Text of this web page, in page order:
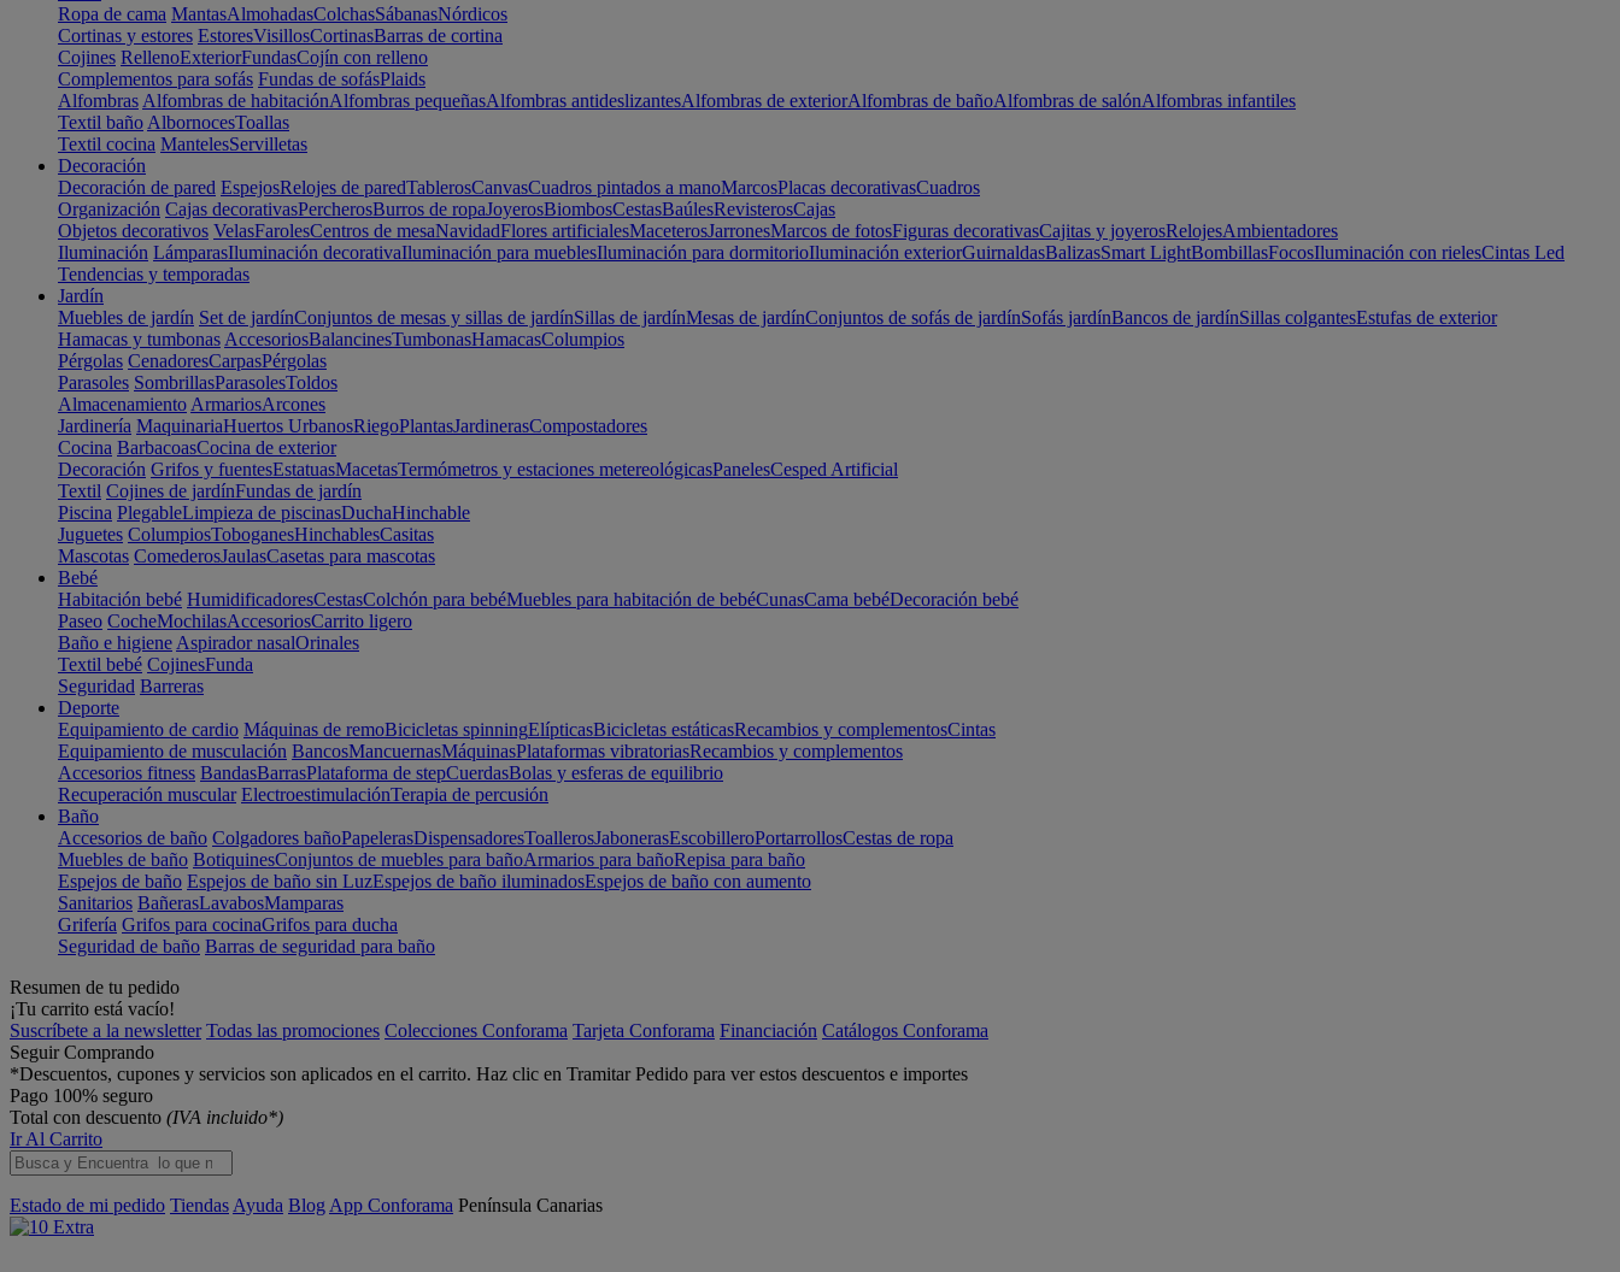
Ropa de cama MantasAlmohadasColchasSábanasNórdicos
Cortinas y estores EstoresVisillosCortinasBarras de cortina
Cojines RellenoExteriorFundasCojín con relleno
Complementos para sofás Fundas de sofásPlaids
Alfombras Alfombras de habitaciónAlfombras pequeñasAlfombras antideslizantesAlfombras de exteriorAlfombras de bañoAlfombras de salónAlfombras infantiles
Textil baño AlbornocesToallas
Textil cocina MantelesServilletas
Decoración
Decoración de pared EspejosRelojes de paredTablerosCanvasCuadros pintados a manoMarcosPlacas decorativasCuadros
Organización Cajas decorativasPercherosBurros de ropaJoyerosBiombosCestasBaúlesRevisterosCajas
Objetos decorativos VelasFarolesCentros de mesaNavidadFlores artificialesMaceterosJarronesMarcos de fotosFiguras decorativasCajitas y joyerosRelojesAmbientadores
Iluminación LámparasIluminación decorativaIluminación para mueblesIluminación para dormitorioIluminación exteriorGuirnaldasBalizasSmart LightBombillasFocosIluminación con rielesCintas Led
Tendencias y temporadas
Jardín
Muebles de jardín Set de jardínConjuntos de mesas y sillas de jardínSillas de jardínMesas de jardínConjuntos de sofás de jardínSofás jardínBancos de jardínSillas colgantesEstufas de exterior
Hamacas y tumbonas AccesoriosBalancinesTumbonasHamacasColumpios
Pérgolas CenadoresCarpasPérgolas
Parasoles SombrillasParasolesToldos
Almacenamiento ArmariosArcones
Jardinería MaquinariaHuertos UrbanosRiegoPlantasJardinerasCompostadores
Cocina BarbacoasCocina de exterior
Decoración Grifos y fuentesEstatuasMacetasTermómetros y estaciones metereológicasPanelesCesped Artificial
Textil Cojines de jardínFundas de jardín
Piscina PlegableLimpieza de piscinasDuchaHinchable
Juguetes ColumpiosToboganesHinchablesCasitas
Mascotas ComederosJaulasCasetas para mascotas
Bebé
Habitación bebé HumidificadoresCestasColchón para bebéMuebles para habitación de bebéCunasCama bebéDecoración bebé
Paseo CocheMochilasAccesoriosCarrito ligero
Baño e higiene Aspirador nasalOrinales
Textil bebé CojinesFunda
Seguridad Barreras
Deporte
Equipamiento de cardio Máquinas de remoBicicletas spinningElípticasBicicletas estáticasRecambios y complementosCintas
Equipamiento de musculación BancosMancuernasMáquinasPlataformas vibratoriasRecambios y complementos
Accesorios fitness BandasBarrasPlataforma de stepCuerdasBolas y esferas de equilibrio
Recuperación muscular ElectroestimulaciónTerapia de percusión
Baño
Accesorios de baño Colgadores bañoPapelerasDispensadoresToallerosJabonerasEscobilleroPortarrollosCestas de ropa
Muebles de baño BotiquinesConjuntos de muebles para bañoArmarios para bañoRepisa para baño
Espejos de baño Espejos de baño sin LuzEspejos de baño iluminadosEspejos de baño con aumento
Sanitarios BañerasLavabosMamparas
Grifería Grifos para cocinaGrifos para ducha
Seguridad de baño Barras de seguridad para baño
Resumen de tu pedido
¡Tu carrito está vacío!
Suscríbete a la newsletter Todas las promociones Colecciones Conforama Tarjeta Conforama Financiación Catálogos Conforama
Seguir Comprando
*Descuentos, cupones y servicios son aplicados en el carrito. Haz clic en Tramitar Pedido para ver estos descuentos e importes
Pago 100% seguro
Total con descuento (IVA incluido*)
Ir Al Carrito
Estado de mi pedido Tiendas Ayuda Blog App Conforama Península Canarias